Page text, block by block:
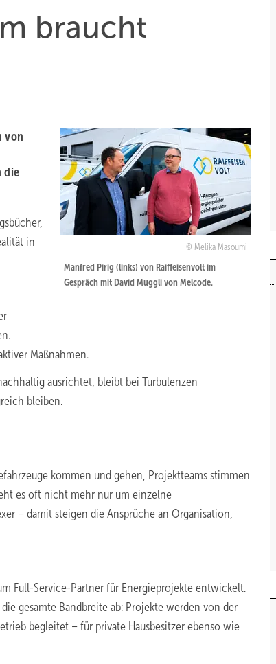
braucht
Melika Masoumi
Manfred Pirig (links) von Raiffeisenvolt im
Gespräch mit David Muggli von Melcode.
von
die
in
Maßnahmen.
ausrichtet, bleibt bei Turbulenzen
bleiben.
kommen und gehen, Projektteams stimmen
es oft nicht mehr nur um einzelne
– damit steigen die Ansprüche an Organisation,
Full-Service-Partner für Energieprojekte entwickelt.
gesamte Bandbreite ab: Projekte werden von der
begleitet – für private Hausbesitzer ebenso wie